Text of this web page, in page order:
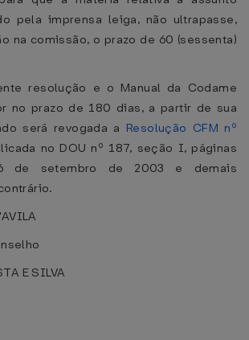
pela imprensa leiga, não ultrapasse,
na comissão, o prazo de 60 (sessenta)
resolução e o Manual da Codame
no prazo de 180 dias, a partir de sua
será revogada a Resolução CFM nº
no DOU nº 187, seção I, páginas
de setembro de 2003 e demais
E SILVA